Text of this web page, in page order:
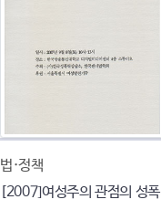
법·정책
[2007]여성주의 관점의 성폭